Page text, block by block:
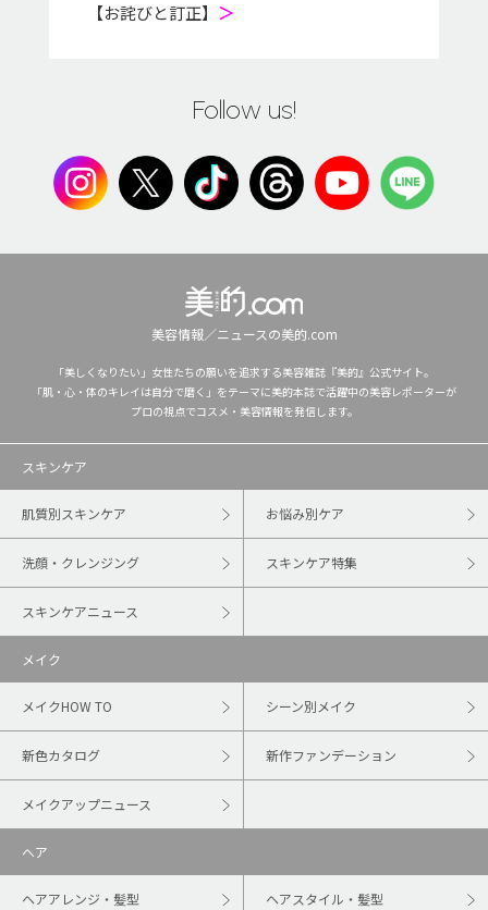
【お詫びと訂正】 ＞
Follow us!
美容情報／ニュースの美的.com
「美しくなりたい」女性たちの願いを追求する美容雑誌『美的』公式サイト。
「肌・心・体のキレイは自分で磨く」をテーマに美的本誌で活躍中の美容レポーターが
プロの視点でコスメ・美容情報を発信します。
スキンケア
肌質別スキンケア お悩み別ケア
洗顔・クレンジング スキンケア特集
スキンケアニュース
メイク
メイクHOW TO シーン別メイク
新色カタログ 新作ファンデーション
メイクアップニュース
ヘア
ヘアアレンジ・髪型 ヘアスタイル・髪型